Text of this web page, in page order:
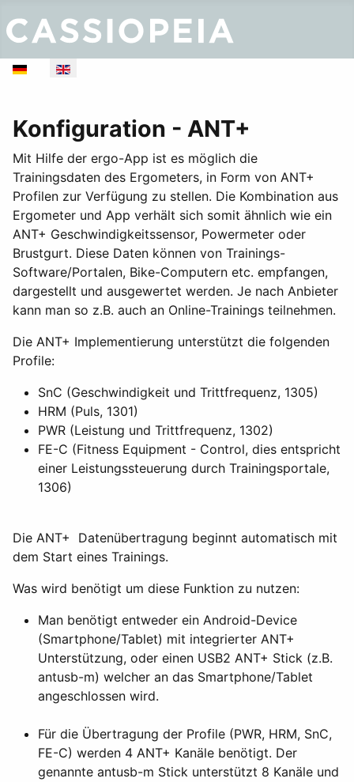
Select your language
Konfiguration - ANT+
Mit Hilfe der ergo-App ist es möglich die
Trainingsdaten des Ergometers, in Form von ANT+
Profilen zur Verfügung zu stellen. Die Kombination aus
Ergometer und App verhält sich somit ähnlich wie ein
ANT+ Geschwindigkeitssensor, Powermeter oder
Brustgurt. Diese Daten können von Trainings-
Software/Portalen, Bike-Computern etc. empfangen,
dargestellt und ausgewertet werden. Je nach Anbieter
kann man so z.B. auch an Online-Trainings teilnehmen.
Die ANT+ Implementierung unterstützt die folgenden
Profile:
SnC (Geschwindigkeit und Trittfrequenz, 1305)
HRM (Puls, 1301)
PWR (Leistung und Trittfrequenz, 1302)
FE-C (Fitness Equipment - Control, dies entspricht
einer Leistungssteuerung durch Trainingsportale,
1306)
Die ANT+ Datenübertragung beginnt automatisch mit
dem Start eines Trainings.
Was wird benötigt um diese Funktion zu nutzen:
Man benötigt entweder ein Android-Device
(Smartphone/Tablet) mit integrierter ANT+
Unterstützung, oder einen USB2 ANT+ Stick (z.B.
antusb-m) welcher an das Smartphone/Tablet
angeschlossen wird.
Für die Übertragung der Profile (PWR, HRM, SnC,
FE-C) werden 4 ANT+ Kanäle benötigt. Der
genannte antusb-m Stick unterstützt 8 Kanäle und